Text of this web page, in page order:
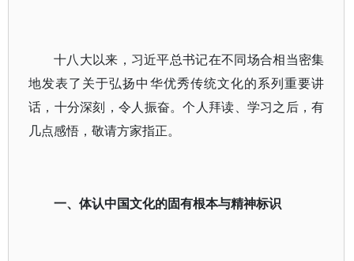
十八大以来，习近平总书记在不同场合相当密集
地发表了关于弘扬中华优秀传统文化的系列重要讲
话，十分深刻，令人振奋。个人拜读、学习之后，有
几点感悟，敬请方家指正。
一、体认中国文化的固有根本与精神标识